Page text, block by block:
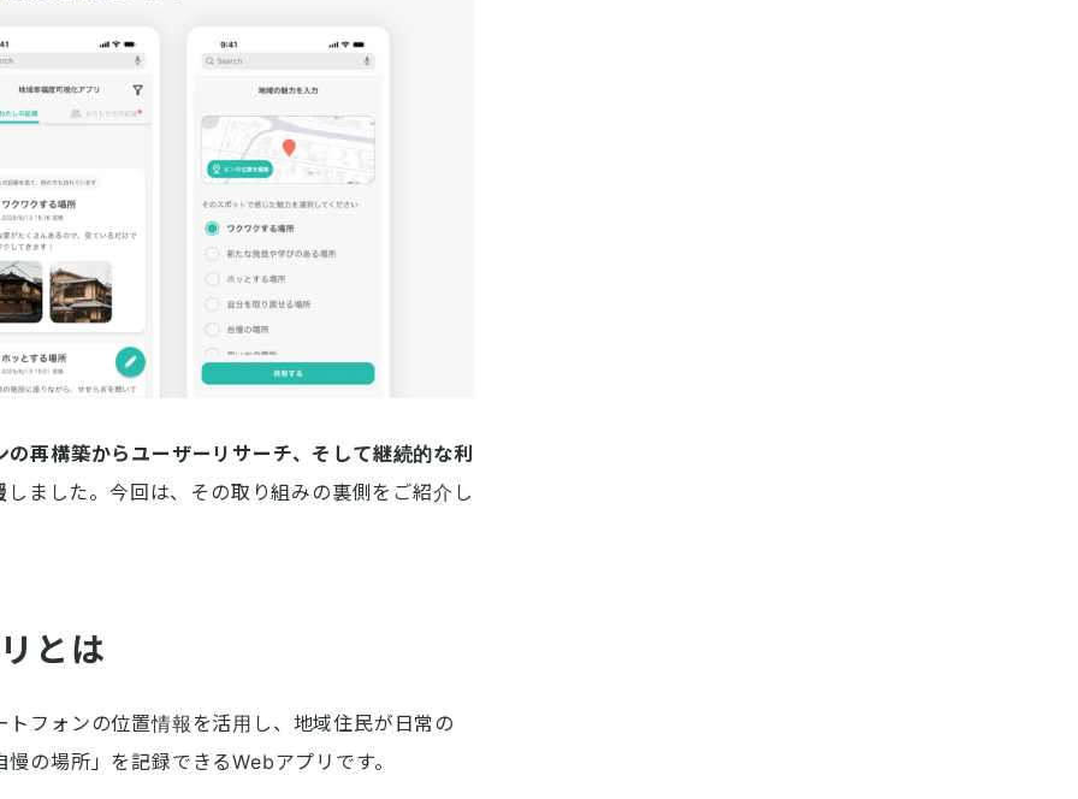
の再構築からユーザーリサーチ、そして継続的な利
しました。今回は、その取り組みの裏側をご紹介し
とは
フォンの位置情報を活用し、地域住民が日常の
の場所」を記録できるWebアプリです。